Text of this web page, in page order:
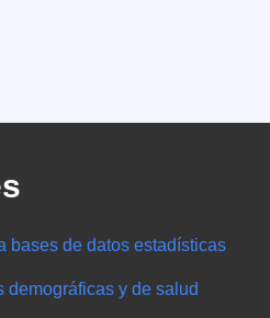
bases de datos estadísticas
demográficas y de salud